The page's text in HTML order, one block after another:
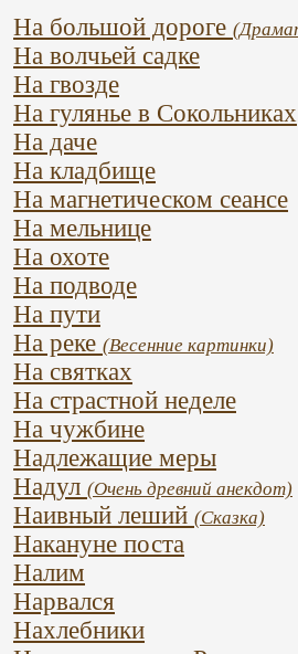
На большой дороге
На волчьей садке
На гвозде
На гулянье в Сокольниках
На даче
На кладбище
На магнетическом сеансе
На мельнице
На охоте
На подводе
На пути
На реке (Весенние картинки)
На святках
На страстной неделе
На чужбине
Надлежащие меры
Надул (Очень древний анекдот)
Наивный леший (Сказка)
Накануне поста
Налим
Нарвался
Нахлебники